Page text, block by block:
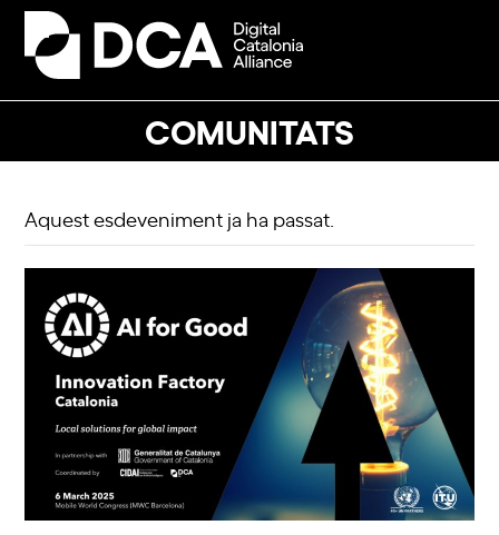
Skip
content
COMUNITATS
Open
mobile
Close
mobile
Aquest esdeveniment ja ha passat.